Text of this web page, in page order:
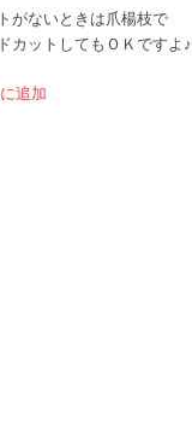
がないときは爪楊枝で
カットしてもＯＫですよ♪
追加